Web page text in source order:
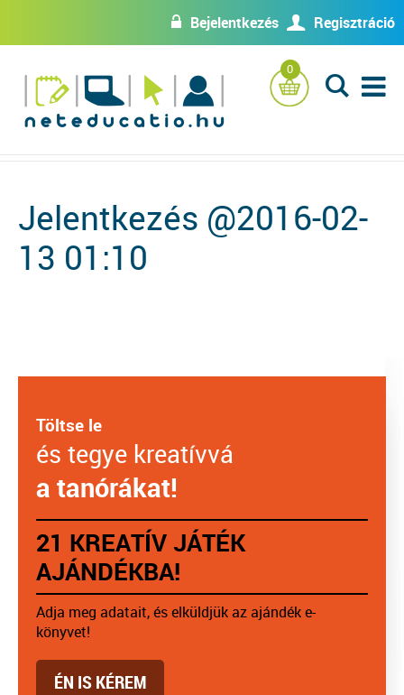
w Bejelentkezés U Regisztráció
0
L
Jelentkezés @2016-02-
13 01:10
Töltse le
és tegye kreatívvá
a tanórákat!
21 KREATÍV JÁTÉK
AJÁNDÉKBA!
Adja meg adatait, és elküldjük az ajándék e-
könyvet!
ÉN IS KÉREM